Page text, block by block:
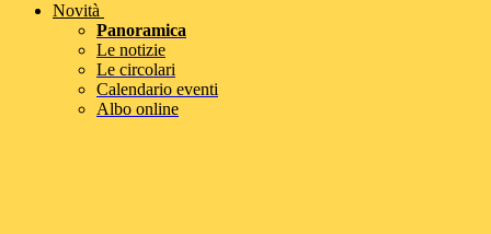
Novità
Panoramica
Le notizie
Le circolari
Calendario eventi
Albo online